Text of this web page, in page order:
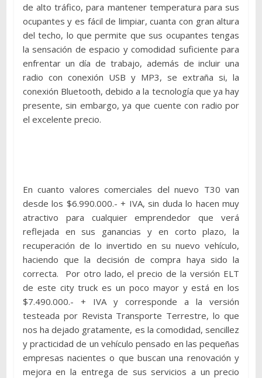
de alto tráfico, para mantener temperatura para sus
ocupantes y es fácil de limpiar, cuanta con gran altura
del techo, lo que permite que sus ocupantes tengas
la sensación de espacio y comodidad suficiente para
enfrentar un día de trabajo, además de incluir una
radio con conexión USB y MP3, se extraña si, la
conexión Bluetooth, debido a la tecnología que ya hay
presente, sin embargo, ya que cuente con radio por
el excelente precio.
En cuanto valores comerciales del nuevo T30 van
desde los $6.990.000.- + IVA, sin duda lo hacen muy
atractivo para cualquier emprendedor que verá
reflejada en sus ganancias y en corto plazo, la
recuperación de lo invertido en su nuevo vehículo,
haciendo que la decisión de compra haya sido la
correcta. Por otro lado, el precio de la versión ELT
de este city truck es un poco mayor y está en los
$7.490.000.- + IVA y corresponde a la versión
testeada por Revista Transporte Terrestre, lo que
nos ha dejado gratamente, es la comodidad, sencillez
y practicidad de un vehículo pensado en las pequeñas
empresas nacientes o que buscan una renovación y
mejora en la entrega de sus servicios a un precio